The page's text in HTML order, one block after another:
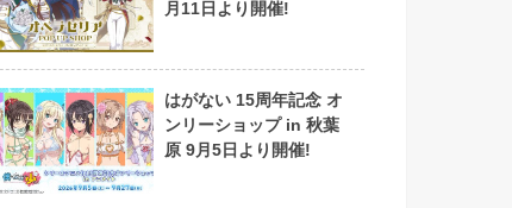
月11日より開催!
はがない 15周年記念 オ
ンリーショップ in 秋葉
原 9月5日より開催!